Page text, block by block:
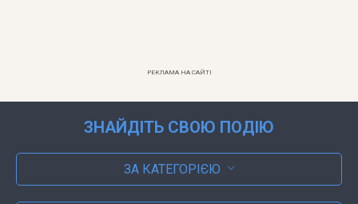
РЕКЛАМА НА САЙТІ
ЗНАЙДІТЬ СВОЮ ПОДІЮ
ЗА КАТЕГОРІЄЮ